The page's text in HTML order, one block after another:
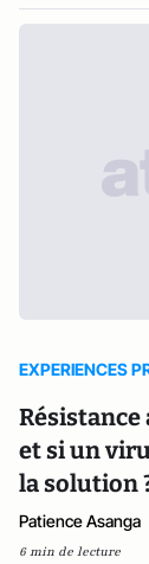
EXPERIENCES
et si un
la solution
Patience Asanga
6 min de lecture